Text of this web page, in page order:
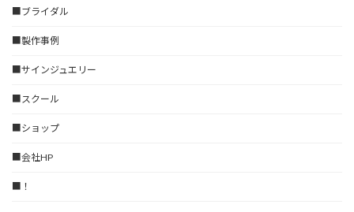
■ブライダル
■製作事例
■サインジュエリー
■スクール
■ショップ
■会社HP
■！